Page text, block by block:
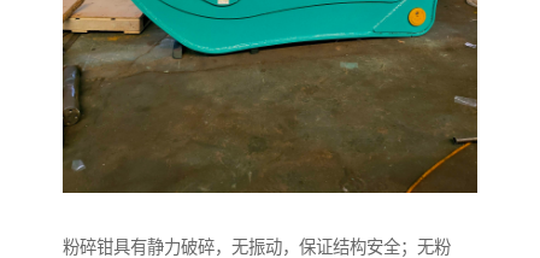
粉碎钳具有静力破碎，无振动，保证结构安全；无粉